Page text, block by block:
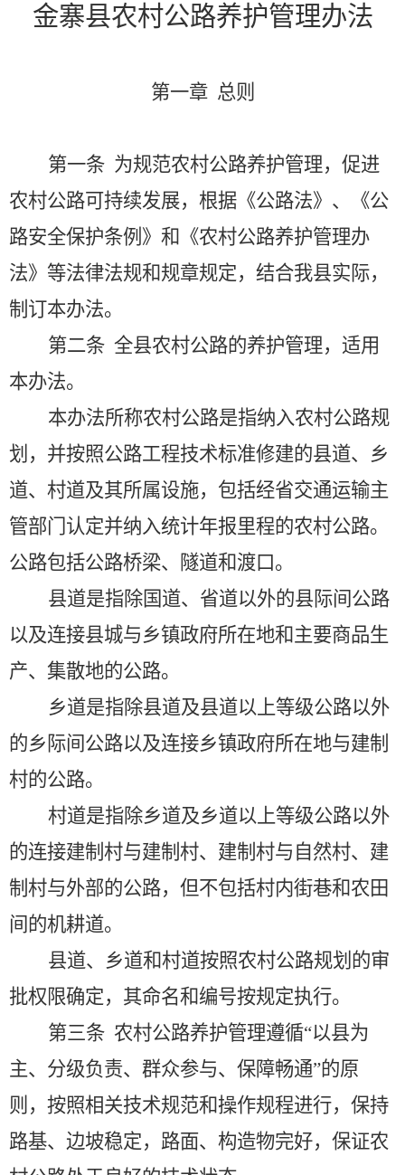
金寨县农村公路养护管理办法
第一章 总则
第一条 为规范农村公路养护管理，促进
农村公路可持续发展，根据《公路法》、《公
路安全保护条例》和《农村公路养护管理办
法》等法律法规和规章规定，结合我县实际，
制订本办法。
第二条 全县农村公路的养护管理，适用
本办法。
本办法所称农村公路是指纳入农村公路规
划，并按照公路工程技术标准修建的县道、乡
道、村道及其所属设施，包括经省交通运输主
管部门认定并纳入统计年报里程的农村公路。
公路包括公路桥梁、隧道和渡口。
县道是指除国道、省道以外的县际间公路
以及连接县城与乡镇政府所在地和主要商品生
产、集散地的公路。
乡道是指除县道及县道以上等级公路以外
的乡际间公路以及连接乡镇政府所在地与建制
村的公路。
村道是指除乡道及乡道以上等级公路以外
的连接建制村与建制村、建制村与自然村、建
制村与外部的公路，但不包括村内街巷和农田
间的机耕道。
县道、乡道和村道按照农村公路规划的审
批权限确定，其命名和编号按规定执行。
第三条 农村公路养护管理遵循“以县为
主、分级负责、群众参与、保障畅通”的原
则，按照相关技术规范和操作规程进行，保持
路基、边坡稳定，路面、构造物完好，保证农